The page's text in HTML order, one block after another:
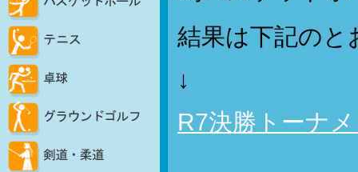
結果は下記のと
↓
R7決勝トーナ